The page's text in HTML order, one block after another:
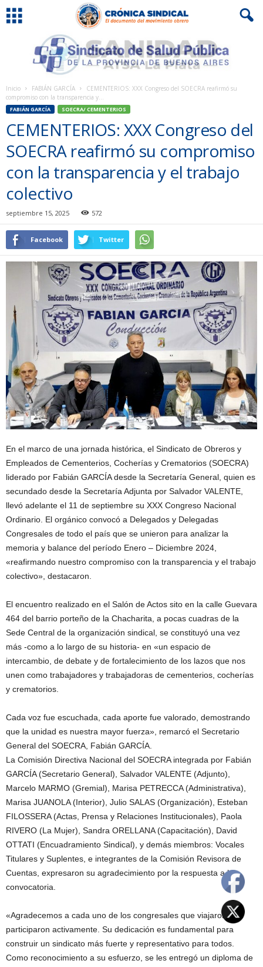
Inicio FABIÁN GARCÍA
CEMENTERIOS: XXX Congreso del SOECRA reafirmó su
compromiso con la transparencia y...
FABIÁN GARCÍA SOECRA/ CEMENTERIOS
CEMENTERIOS: XXX Congreso del
SOECRA reafirmó su compromiso
con la transparencia y el trabajo
colectivo
septiembre 15, 2025 572
Facebook Twitter
En el marco de una jornada histórica, el Sindicato de Obreros y
Empleados de Cementerios, Cocherías y Crematorios (SOECRA)
liderado por Fabián GARCÍA desde la Secretaría General, quien es
secundado desde la Secretaría Adjunta por Salvador VALENTE,
llevó adelante el 11 de septiembre su XXX Congreso Nacional
Ordinario. El orgánico convocó a Delegados y Delegadas
Congresales de todo el país que se unieron para analizar la
memoria y balance del período Enero – Diciembre 2024,
«reafirmando nuestro compromiso con la transparencia y el trabajo
colectivo», destacaron.
El encuentro realizado en el Salón de Actos sito en la calle Guevara
464 del barrio porteño de la Chacharita, a pocas cuadras de la
Sede Central de la organización sindical, se constituyó una vez
más -como a lo largo de su historia- en «un espacio de
intercambio, de debate y de fortalecimiento de los lazos que nos
unen como trabajadores y trabajadoras de cementerios, cocherías
y crematorios.
Cada voz fue escuchada, cada aporte fue valorado, demostrando
que la unidad es nuestra mayor fuerza», remarcó el Secretario
General del SOECRA, Fabián GARCÍA.
La Comisión Directiva Nacional del SOECRA integrada por Fabián
GARCÍA (Secretario General), Salvador VALENTE (Adjunto),
Marcelo MARMO (Gremial), Marisa PETRECCA (Administrativa),
Marisa JUANOLA (Interior), Julio SALAS (Organización), Esteban
FILOSSERA (Actas, Prensa y Relaciones Institucionales), Paola
RIVERO (La Mujer), Sandra ORELLANA (Capacitación), David
OTTATI (Encuadramiento Sindical), y demás miembros: Vocales
Titulares y Suplentes, e integrantes de la Comisión Revisora de
Cuentas, expresaron su agradecimiento por la respuesta a la
convocatoria.
«Agradecemos a cada uno de los congresales que viajaron y
participaron activamente. Su dedicación es fundamental para
construir un sindicato más fuerte y representativo para todos.
Como reconocimiento a su esfuerzo, se les entregó un diploma de